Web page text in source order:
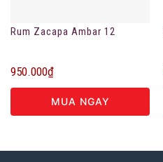
Rum Zacapa Ambar 12
950.000₫
MUA NGAY